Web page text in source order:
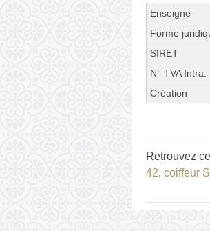
Enseigne
Forme
SIRET
N° TVA Intra.
Création
Retrouvez
42, coiffeur